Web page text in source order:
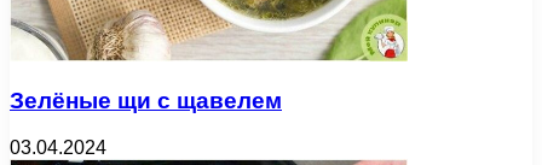
Зелёные щи с щавелем
03.04.2024